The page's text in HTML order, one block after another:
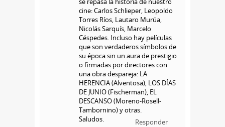
cine: Carlos Schlieper, Leopoldo
Torres Ríos, Lautaro Murúa,
Nicolás Sarquís, Marcelo
Céspedes. Incluso hay películas
que son verdaderos símbolos de
su época sin un aura de prestigio
o firmadas por directores con
una obra despareja: LA
HERENCIA (Alventosa), LOS DÍAS
DE JUNIO (Fischerman), EL
DESCANSO (Moreno-Rosell-
Tambornino) y otras.
Saludos.
Responder